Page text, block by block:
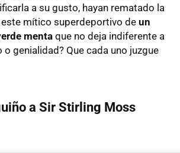
a su gusto, hayan rematado la
mítico superdeportivo de un
menta que no deja indiferente a
o genialidad? Que cada uno juzgue
a Sir Stirling Moss